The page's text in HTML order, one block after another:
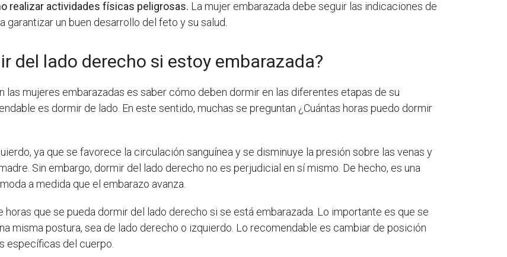
realizar actividades físicas peligrosas. La mujer embarazada debe seguir las indicaciones de
un buen desarrollo del feto y su salud.
del lado derecho si estoy embarazada?
las mujeres embarazadas es saber cómo deben dormir en las diferentes etapas de su
es dormir de lado. En este sentido, muchas se preguntan ¿Cuántas horas puedo dormir
ya que se favorece la circulación sanguínea y se disminuye la presión sobre las venas y
Sin embargo, dormir del lado derecho no es perjudicial en sí mismo. De hecho, es una
a medida que el embarazo avanza.
horas que se pueda dormir del lado derecho si se está embarazada. Lo importante es que se
misma postura, sea de lado derecho o izquierdo. Lo recomendable es cambiar de posición
específicas del cuerpo.